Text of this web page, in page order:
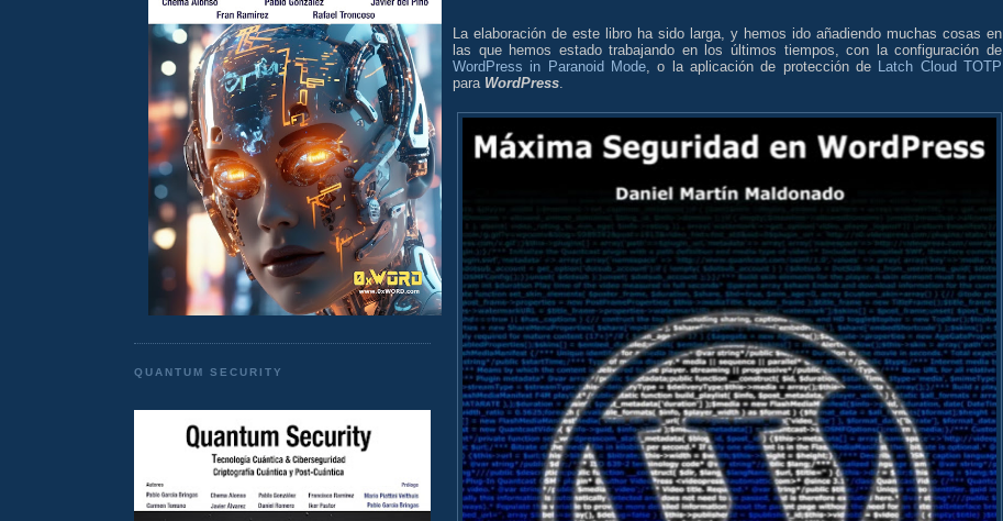
QUANTUM SECURITY
La elaboración de este libro ha sido larga, y hemos ido añadiendo muchas cosas en
las que hemos estado trabajando en los últimos tiempos, con la configuración de
WordPress in Paranoid Mode, o la aplicación de protección de Latch Cloud TOTP
para WordPress.